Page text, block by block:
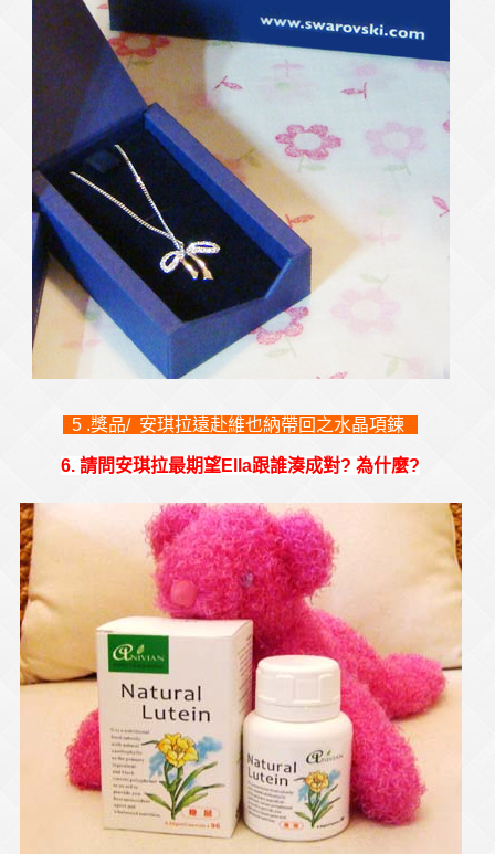
5 .獎品/ 安琪拉遠赴維也納帶回之水晶項鍊
6. 請問安琪拉最期望Ella跟誰湊成對? 為什麼?